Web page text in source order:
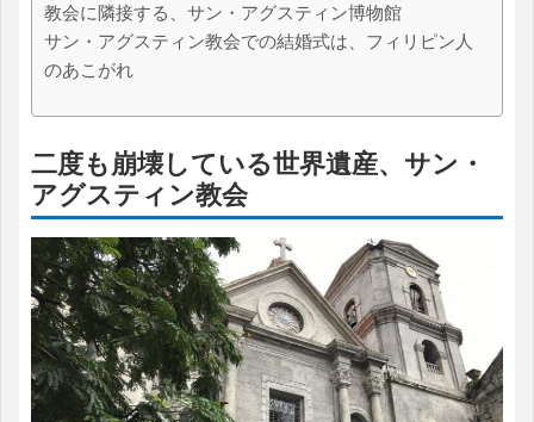
教会に隣接する、サン・アグスティン博物館
サン・アグスティン教会での結婚式は、フィリピン人
のあこがれ
二度も崩壊している世界遺産、サン・
アグスティン教会